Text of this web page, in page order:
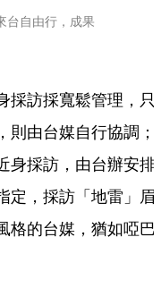
台自由行，成果
採訪採寬鬆管理，只
則由台媒自行協調；
身採訪，由台辦安排
定，採訪「地雷」眉
格的台媒，猶如啞巴